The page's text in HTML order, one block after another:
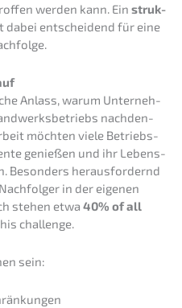
werden kann. Ein struk­
dabei entschei­dend für eine
Anlass, warum Unter­neh­
nachden­
möchten viele Betriebs­
genie­ßen und ihr Lebens­
Beson­ders heraus­for­dernd
in der eigenen
stehen etwa 40% of all
challenge.
sein: